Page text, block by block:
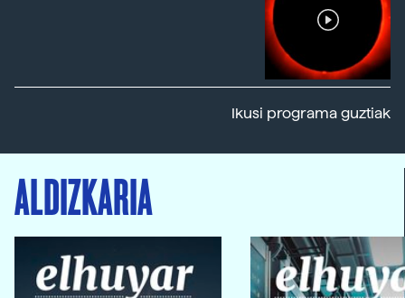
Ikusi programa guztiak
ALDIZKARIA